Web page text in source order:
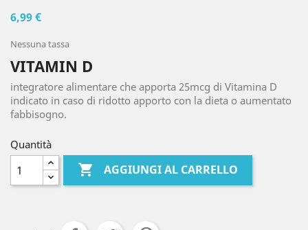
6,99 €
Nessuna tassa
VITAMIN D
integratore alimentare che apporta 25mcg di Vitamina D
indicato in caso di ridotto apporto con la dieta o aumentato
fabbisogno.
Quantità
 AGGIUNGI AL CARRELLO